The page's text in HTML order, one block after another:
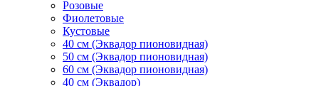
Розовые
Фиолетовые
Кустовые
40 см (Эквадор пионовидная)
50 см (Эквадор пионовидная)
60 см (Эквадор пионовидная)
40 см (Эквадор)